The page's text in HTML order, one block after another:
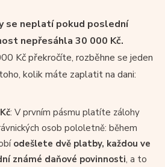
se neplatí pokud poslední
nepřesáhla 30 000 Kč.
Kč překročíte, rozběhne se jeden
kolik máte zaplatit na dani:
: V prvním pásmu platíte zálohy
osob pololetně: během
odešlete dvě platby, každou ve
známé daňové povinnosti, a to